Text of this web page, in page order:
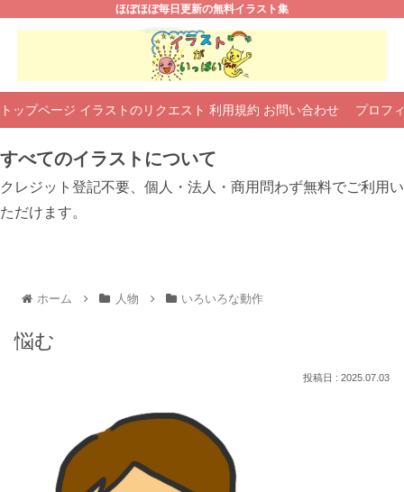
ほぼほぼ毎日更新の無料イラスト集
トップページ イラストのリクエスト 利用規約 お問い合わせ プロフ
すべてのイラストについて
クレジット登記不要、個人・法人・商用問わず無料でご利用い
ただけます。
ホーム 人物 いろいろな動作
悩む
2025.07.03